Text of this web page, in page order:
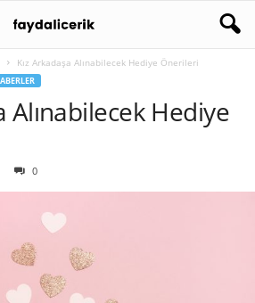
Kız Arkadaşa Alınabilecek Hediye Önerileri
Alınabilecek Hediye
0